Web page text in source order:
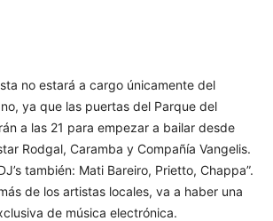
no estará a cargo únicamente del
ya que las puertas del Parque del
a las 21 para empezar a bailar desde
Rodgal, Caramba y Compañía Vangelis.
también: Mati Bareiro, Prietto, Chappa”.
de los artistas locales, va a haber una
de música electrónica.